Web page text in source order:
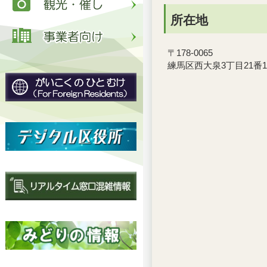
所在地
〒178-0065
練馬区西大泉3丁目21番